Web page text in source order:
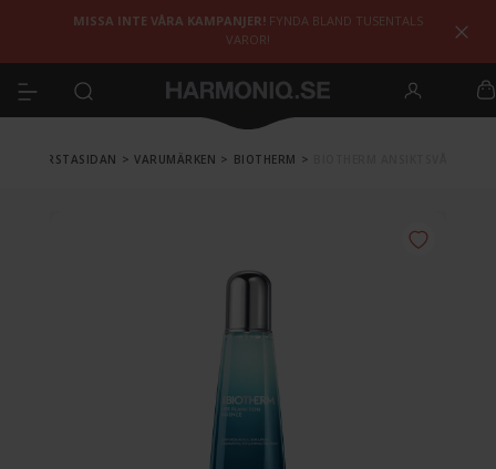
MISSA INTE VÅRA KAMPANJER! FYNDA BLAND TUSENTALS
VAROR!
FÖRSTASIDAN > VARUMÄRKEN > BIOTHERM >